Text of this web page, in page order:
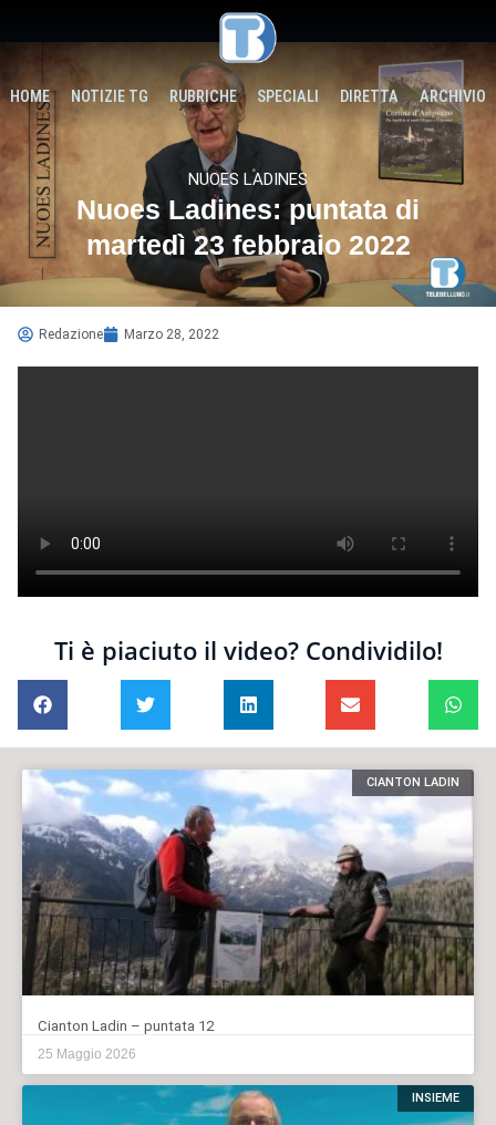
HOME NOTIZIE TG RUBRICHE SPECIALI DIRETTA ARCHIVIO
NUOES LADINES
Nuoes Ladines: puntata di
martedì 23 febbraio 2022
Redazione Marzo 28, 2022
Ti è piaciuto il video? Condividilo!
CIANTON LADIN
Cianton Ladin – puntata 12
25 Maggio 2026
INSIEME